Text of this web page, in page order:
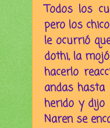
Todos los
pero los
le ocurrió
dothi, la
hacerlo
andas hasta
herido y dijo
Naren se